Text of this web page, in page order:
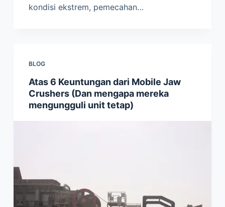
kondisi ekstrem, pemecahan…
BLOG
Atas 6 Keuntungan dari Mobile Jaw
Crushers (Dan mengapa mereka
mengungguli unit tetap)